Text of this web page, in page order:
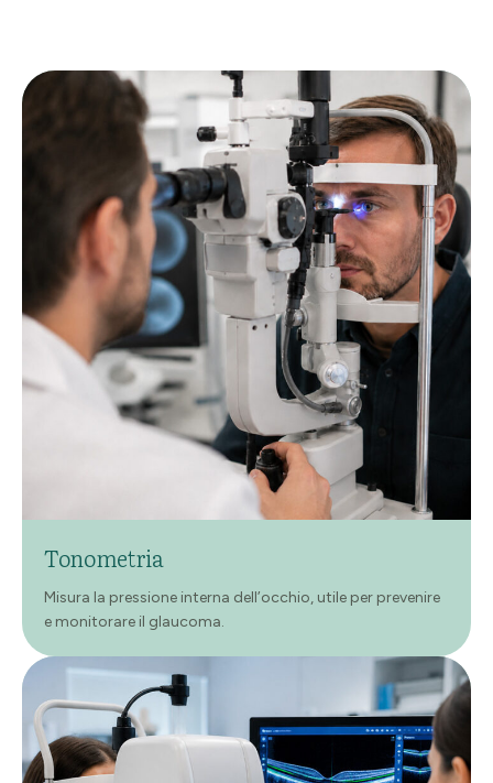
Tonometria
Misura la pressione interna dell’occhio, utile per prevenire
e monitorare il glaucoma.